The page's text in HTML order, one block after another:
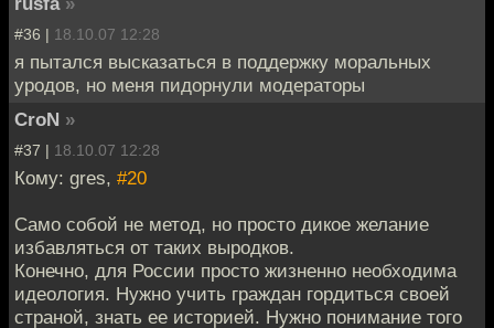
#36 | 18.10.07 12:28
я пытался высказаться в поддержку моральных
уродов, но меня пидорнули модераторы
CroN »
#37 | 18.10.07 12:28
Кому: gres, #20
Само собой не метод, но просто дикое желание
избавляться от таких выродков.
Конечно, для России просто жизненно необходима
идеология. Нужно учить граждан гордиться своей
страной, знать ее историей. Нужно понимание того